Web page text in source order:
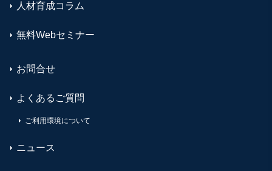
人材育成コラム
無料Webセミナー
お問合せ
よくあるご質問
ご利用環境について
ニュース